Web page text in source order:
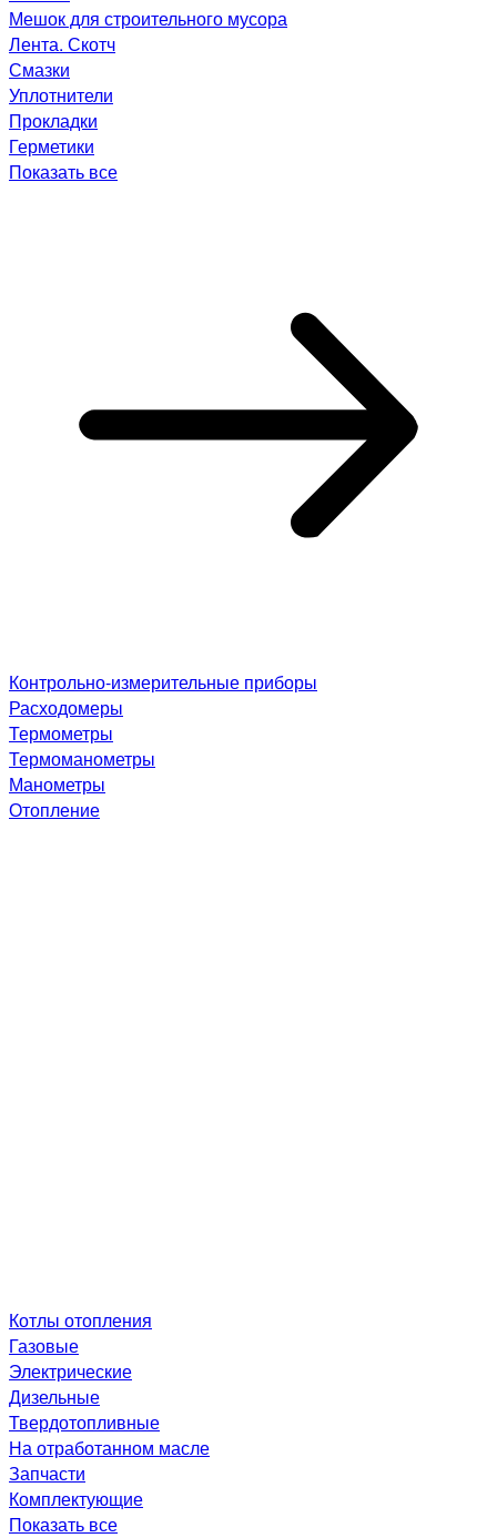
Мешок для строительного мусора
Лента. Скотч
Смазки
Уплотнители
Прокладки
Герметики
Показать все
Контрольно-измерительные приборы
Расходомеры
Термометры
Термоманометры
Манометры
Отопление
Котлы отопления
Газовые
Электрические
Дизельные
Твердотопливные
На отработанном масле
Запчасти
Комплектующие
Показать все